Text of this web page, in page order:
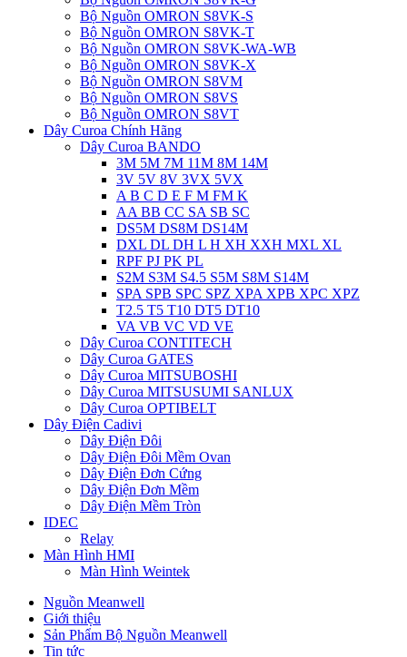
Bộ Nguồn OMRON S8VK-S
Bộ Nguồn OMRON S8VK-T
Bộ Nguồn OMRON S8VK-WA-WB
Bộ Nguồn OMRON S8VK-X
Bộ Nguồn OMRON S8VM
Bộ Nguồn OMRON S8VS
Bộ Nguồn OMRON S8VT
Dây Curoa Chính Hãng
Dây Curoa BANDO
3M 5M 7M 11M 8M 14M
3V 5V 8V 3VX 5VX
A B C D E F M FM K
AA BB CC SA SB SC
DS5M DS8M DS14M
DXL DL DH L H XH XXH MXL XL
RPF PJ PK PL
S2M S3M S4.5 S5M S8M S14M
SPA SPB SPC SPZ XPA XPB XPC XPZ
T2.5 T5 T10 DT5 DT10
VA VB VC VD VE
Dây Curoa CONTITECH
Dây Curoa GATES
Dây Curoa MITSUBOSHI
Dây Curoa MITSUSUMI SANLUX
Dây Curoa OPTIBELT
Dây Điện Cadivi
Dây Điện Đôi
Dây Điện Đôi Mềm Ovan
Dây Điện Đơn Cứng
Dây Điện Đơn Mềm
Dây Điện Mềm Tròn
IDEC
Relay
Màn Hình HMI
Màn Hình Weintek
Nguồn Meanwell
Giới thiệu
Sản Phẩm Bộ Nguồn Meanwell
Tin tức